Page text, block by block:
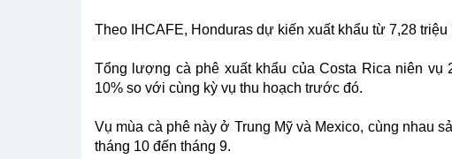
Theo IHCAFE, Honduras dự kiến xuất khẩu từ 7,28
Tổng lượng cà phê xuất khẩu của Costa Rica niên vụ
10% so với cùng kỳ vụ thu hoạch trước đó.
Vụ mùa cà phê này ở Trung Mỹ và Mexico, cùng nhau
tháng 10 đến tháng 9.